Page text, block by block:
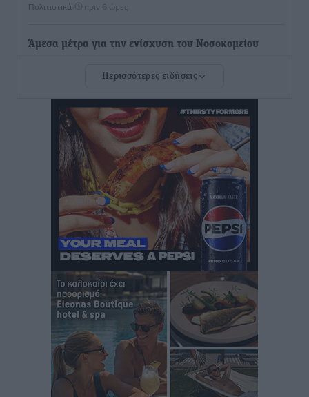
Πολιτιστικά πριν 6 ώρες
Άμεσα μέτρα για την ενίσχυση του Νοσοκομείου
ανακοίνωσε ο Άδωνις Γεωργιάδης
Iατρικός Σύλλογος Ροδου προς Α. Γεωργιάδη:
Στρατηγικές Προτάσεις για την Ενίσχυση της
Δημόσιας Υγείας στη Νησιωτική Ελλάδα και στα
Νοσοκομεία της Γ΄ Ζώνης
Τοπικές Ειδήσεις• πριν 7 ώρες
Πάνθηρες: Ξεκίνησαν αισιόδοξοι για την παρθενική
“πτήση” τους
• πριν 7 ώρες
Άρης Αρχαγγέλου: Στο πλευρό του άτυχου Ιάκωβου
Αθλητικά• πριν 7 ώρες
Φοίβος: Η μεγάλη επιστροφή του Μπρένο Σαλβατιέρα
Περισσότερες ειδήσεις